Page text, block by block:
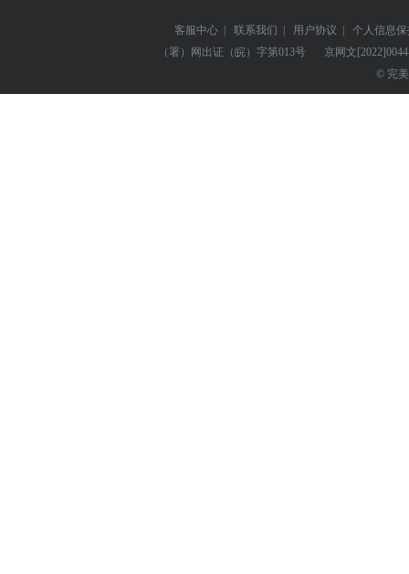
客服中心 | 联系我们 | 用户协议 |
个人信息
（署）网出证（皖）字第013号
京网文
© 完美